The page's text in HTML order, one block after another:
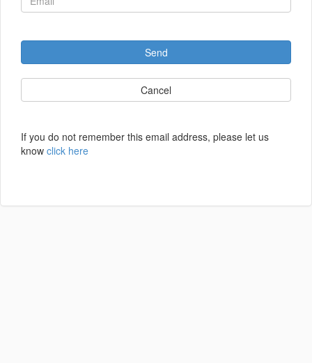
Send
Cancel
If you do not remember this email address, please let us
know click here